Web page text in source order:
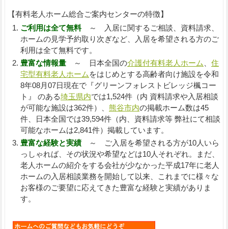
【有料老人ホーム総合ご案内センターの特徴】
ご利用は全て無料～ 入居に関するご相談、資料請求、
ホームの見学予約取り次ぎなど、入居を希望される方のご
利用は全て無料です。
豊富な情報量～ 日本全国の介護付有料老人ホーム
住
宅型有料老人ホーム をはじめとする高齢者向け施設を令和
8年08月07日現在で『グリーンフォレストビレッジ楓コー
ト』 のある埼玉県内では1,524件（内 資料請求や入居相談
が可能な施設は362件）、 熊谷市内の掲載ホーム数は45
件、日本全国では39,594件（内、資料請求等 弊社にて相談
可能なホームは2,841件）掲載しています。
豊富な経験と実績～ ご入居を希望される方が10人いら
っしゃれば、その状況や希望などは10人それぞれ。まだ、
老人ホームの紹介をする会社が少なかった平成17年に老人
ホームの入居相談業務を開始して以来、これまでに様々な
お客様のご要望に応えてきた豊富な経験と実績がありま
す。